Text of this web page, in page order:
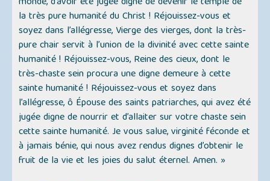
la très pure humanité du Christ ! Réjouissez-vous et
soyez dans l’allégresse, Vierge des vierges, dont la très-
pure chair servit à l’union de la divinité avec cette sainte
humanité ! Réjouissez-vous, Reine des cieux, dont le
très-chaste sein procura une digne demeure à cette
sainte humanité ! Réjouissez-vous et soyez dans
l’allégresse, ô Épouse des saints patriarches, qui avez été
jugée digne de nourrir et d’allaiter sur votre chaste sein
cette sainte humanité. Je vous salue, virginité féconde et
à jamais bénie, qui nous avez rendus dignes d’obtenir le
fruit de la vie et les joies du salut éternel. Amen. »